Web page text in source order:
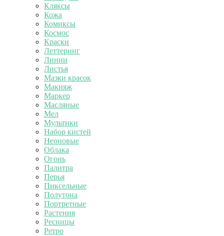
Кляксы
Кожа
Комиксы
Космос
Краски
Леттеринг
Линии
Листья
Мазки красок
Макияж
Маркер
Масляные
Мел
Мультики
Набор кистей
Неоновые
Облака
Огонь
Палитра
Перья
Пиксельные
Полутона
Портретные
Растения
Ресницы
Ретро